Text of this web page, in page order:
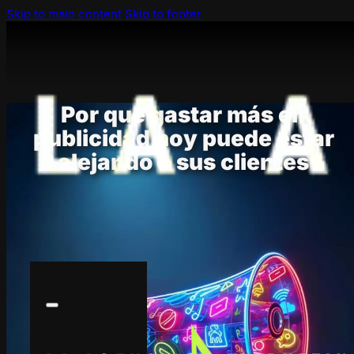
Skip to main content Skip to footer
Por qué gastar más en
publicidad hoy puede estar
alejando a sus clientes